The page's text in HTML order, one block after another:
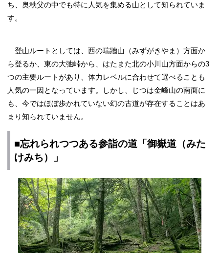
ち、奥秩父の中でも特に人気を集める山として知られていま
す。
登山ルートとしては、西の瑞牆山（みずがきやま）方面か
ら登るか、東の大弛峠から、はたまた北の小川山方面からの3
つの主要ルートがあり、体力レベルに合わせて選べることも
人気の一因となっています。しかし、じつは金峰山の南面に
も、今ではほぼ歩かれていない幻の古道が存在することはあ
まり知られていません。
■忘れられつつある参詣の道「御嶽道（みた
けみち）」